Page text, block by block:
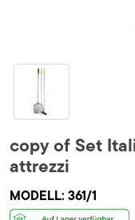
copy of Set
attrezzi
MODELL: 361/1